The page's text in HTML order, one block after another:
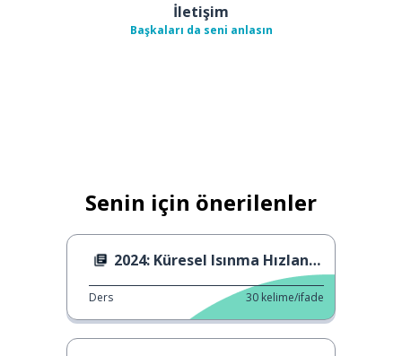
İletişim
Başkaları da seni anlasın
Senin için önerilenler
2024: Küresel Isınma Hızlanıyor
Ders 30 kelime/ifade